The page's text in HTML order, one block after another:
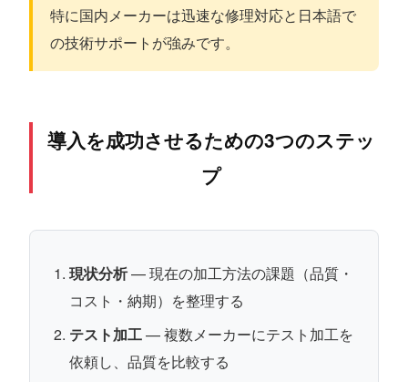
特に国内メーカーは迅速な修理対応と日本語で
の技術サポートが強みです。
導入を成功させるための3つのステッ
プ
現状分析— 現在の加工方法の課題（品質・
コスト・納期）を整理する
テスト加工— 複数メーカーにテスト加工を
依頼し、品質を比較する